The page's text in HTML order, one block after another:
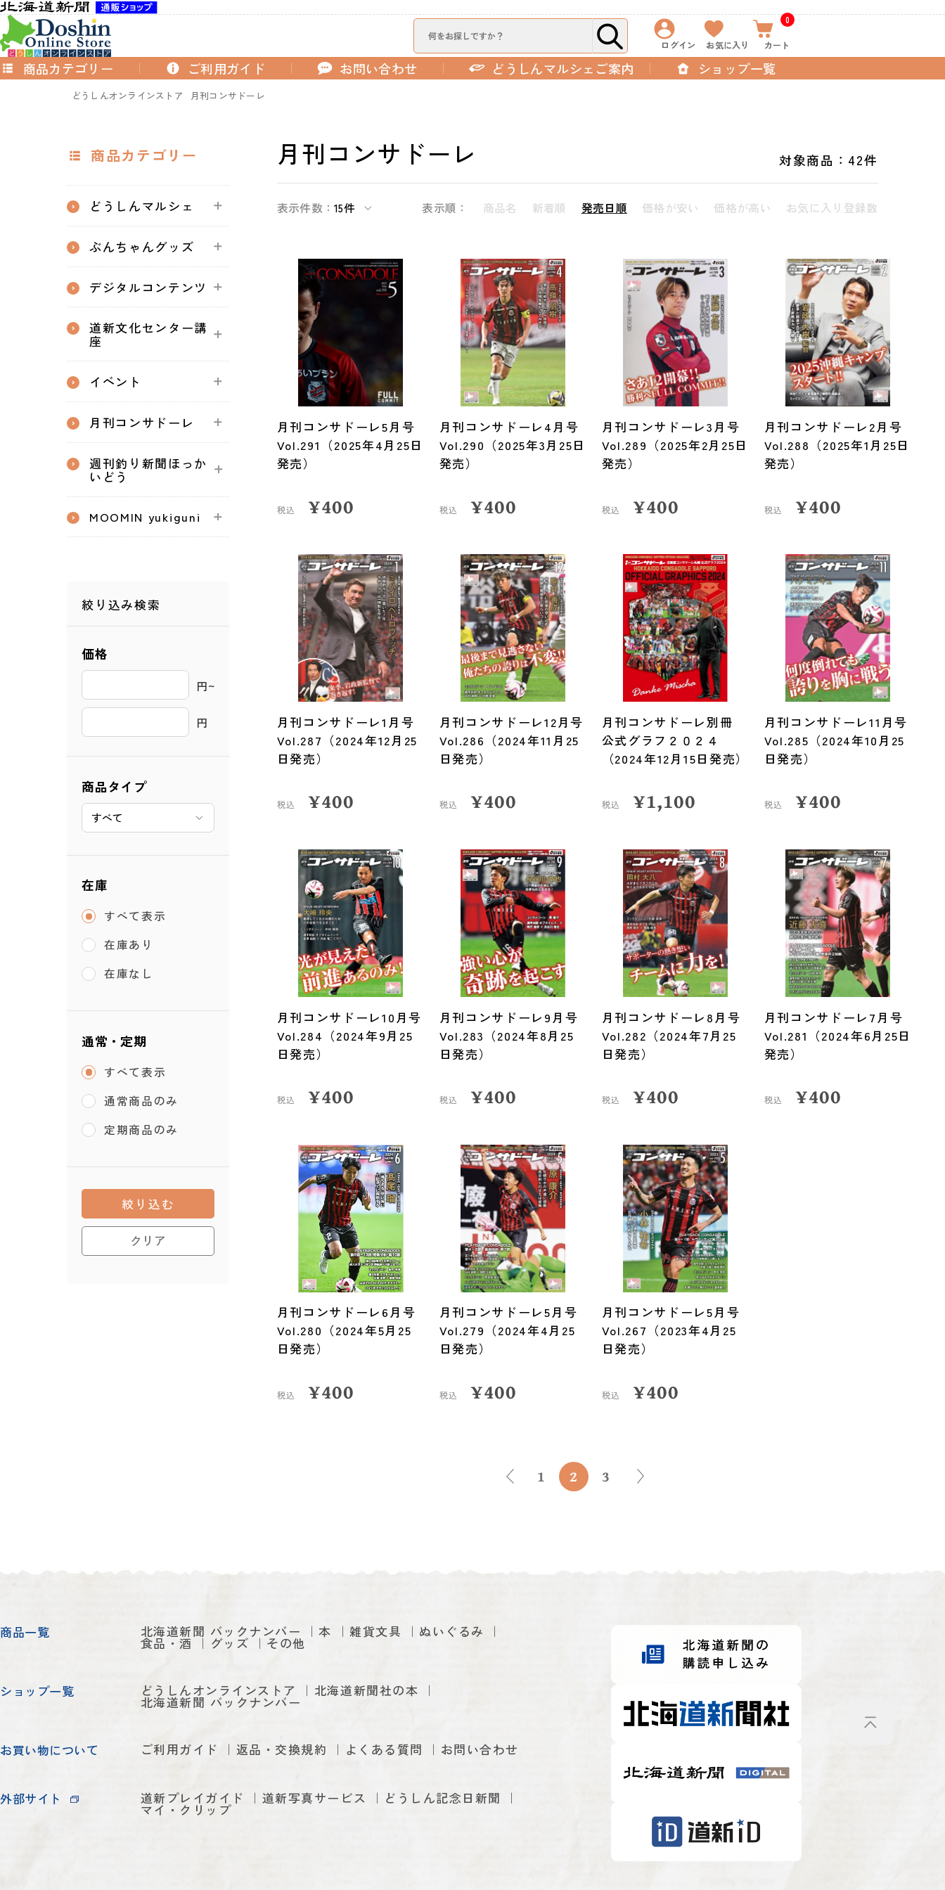
ログイン お気に入り
0
カート
商品カテゴリー ショップ一覧
ご利用ガイド お問い合わせ どうしんマルシェご案内
どうしんオンラインストア 月刊コンサドーレ
商品カテゴリー
どうしんマルシェ
ぶんちゃんグッズ
デジタルコンテンツ
道新文化センター講
座
イベント
月刊コンサドーレ
週刊釣り新聞ほっか
いどう
MOOMIN yukiguni
絞り込み検索
価格
円~
円
商品タイプ
在庫
すべて表示
在庫あり
在庫なし
通常・定期
すべて表示
通常商品のみ
定期商品のみ
クリア
絞り込む
月刊コンサドーレ 対象商品： 42件
表示件数：15件 表示順： 商品名 新着順 発売日順 価格が安い 価格が高い お気に入り登録数
月刊コンサドーレ5月号
Vol.291（2025年4月25日
発売）
税込 ¥400
月刊コンサドーレ4月号
Vol.290（2025年3月25日
発売）
税込 ¥400
月刊コンサドーレ3月号
Vol.289（2025年2月25日
発売）
税込 ¥400
月刊コンサドーレ2月号
Vol.288（2025年1月25日
発売）
税込 ¥400
月刊コンサドーレ1月号
Vol.287（2024年12月25
日発売）
税込 ¥400
月刊コンサドーレ12月号
Vol.286（2024年11月25
日発売）
税込 ¥400
月刊コンサドーレ別冊
公式グラフ２０２４
（2024年12月15日発売）
税込 ¥1,100
月刊コンサドーレ11月号
Vol.285（2024年10月25
日発売）
税込 ¥400
月刊コンサドーレ10月号
Vol.284（2024年9月25
日発売）
税込 ¥400
月刊コンサドーレ9月号
Vol.283（2024年8月25
日発売）
税込 ¥400
月刊コンサドーレ8月号
Vol.282（2024年7月25
日発売）
税込 ¥400
月刊コンサドーレ7月号
Vol.281（2024年6月25日
発売）
税込 ¥400
月刊コンサドーレ6月号
Vol.280（2024年5月25
日発売）
税込 ¥400
月刊コンサドーレ5月号
Vol.279（2024年4月25
日発売）
税込 ¥400
月刊コンサドーレ5月号
Vol.267（2023年4月25
日発売）
税込 ¥400
1 2 3
商品一覧 北海道新聞 バックナンバー 本 雑貨文具 ぬいぐるみ
食品・酒 グッズ その他
ショップ一覧 どうしんオンラインストア 北海道新聞社の本
北海道新聞 バックナンバー
お買い物について ご利用ガイド 返品・交換規約 よくある質問 お問い合わせ
外部サイト 道新プレイガイド 道新写真サービス どうしん記念日新聞
マイ・クリップ